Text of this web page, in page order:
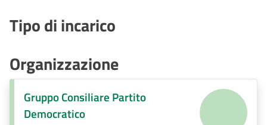
Tipo di incarico
Organizzazione
Gruppo Consiliare Partito
Democratico